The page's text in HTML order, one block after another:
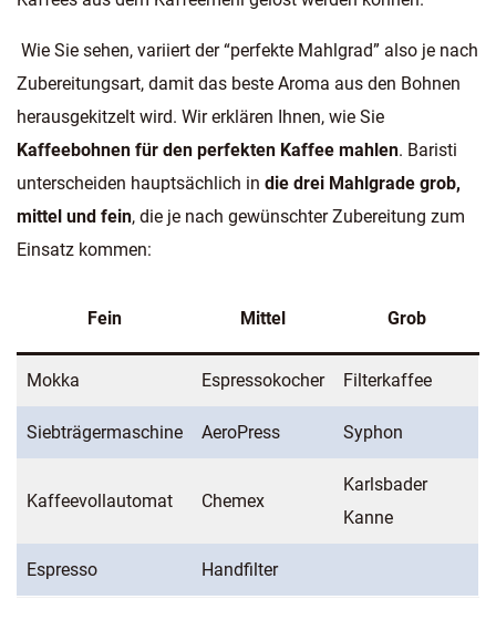
Wie Sie sehen, variiert der “perfekte Mahlgrad” also je nach
Zubereitungsart, damit das beste Aroma aus den Bohnen
herausgekitzelt wird. Wir erklären Ihnen, wie Sie
Kaffeebohnen für den perfekten Kaffee mahlen. Baristi
unterscheiden hauptsächlich in die drei Mahlgrade grob,
mittel und fein, die je nach gewünschter Zubereitung zum
Einsatz kommen:
Fein Mittel Grob
Mokka Espressokocher Filterkaffee
Siebträgermaschine AeroPress Syphon
Kaffeevollautomat Chemex
Karlsbader
Kanne
Espresso Handfilter